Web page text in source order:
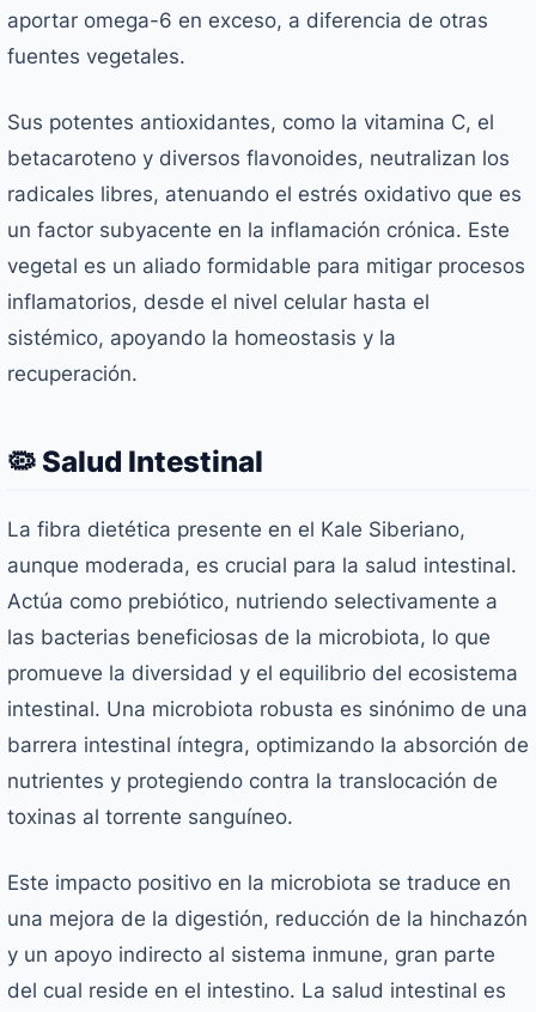
aportar omega-6 en exceso, a diferencia de otras
fuentes vegetales.
Sus potentes antioxidantes, como la vitamina C, el
betacaroteno y diversos flavonoides, neutralizan los
radicales libres, atenuando el estrés oxidativo que es
un factor subyacente en la inflamación crónica. Este
vegetal es un aliado formidable para mitigar procesos
inflamatorios, desde el nivel celular hasta el
sistémico, apoyando la homeostasis y la
recuperación.
🦠 Salud Intestinal
La fibra dietética presente en el Kale Siberiano,
aunque moderada, es crucial para la salud intestinal.
Actúa como prebiótico, nutriendo selectivamente a
las bacterias beneficiosas de la microbiota, lo que
promueve la diversidad y el equilibrio del ecosistema
intestinal. Una microbiota robusta es sinónimo de una
barrera intestinal íntegra, optimizando la absorción de
nutrientes y protegiendo contra la translocación de
toxinas al torrente sanguíneo.
Este impacto positivo en la microbiota se traduce en
una mejora de la digestión, reducción de la hinchazón
y un apoyo indirecto al sistema inmune, gran parte
del cual reside en el intestino. La salud intestinal es